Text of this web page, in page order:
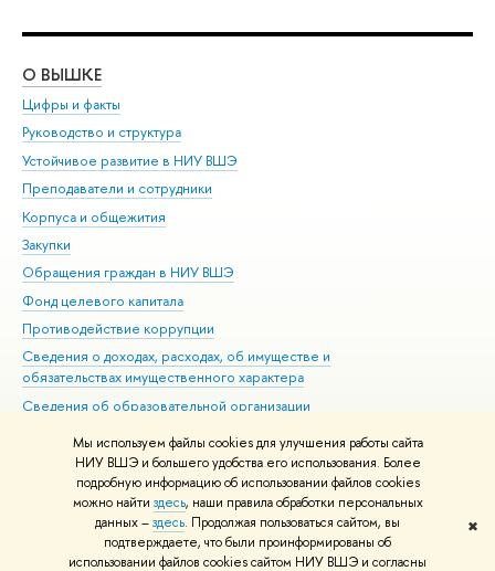
Мы используем файлы cookies для улучшения работы сайта
НИУ ВШЭ и большего удобства его использования. Более
подробную информацию об использовании файлов cookies
можно найти здесь, наши правила обработки персональных
данных –здесь. Продолжая пользоваться сайтом, вы
подтверждаете, что были проинформированы об
использовании файлов cookies сайтом НИУ ВШЭ и согласны
✖
О ВЫШКЕ
Цифры и факты
Руководство и структура
Устойчивое развитие в НИУ ВШЭ
Преподаватели и сотрудники
Корпуса и общежития
Закупки
Обращения граждан в НИУ ВШЭ
Фонд целевого капитала
Противодействие коррупции
Сведения о доходах, расходах, об имуществе и
обязательствах имущественного характера
Сведения об образовательной организации
Людям с ограниченными возможностями здоровья
Единая платежная страница
Работа в Вышке
© НИУ ВШЭ 1993–2026 Адреса и контакты Условия использования